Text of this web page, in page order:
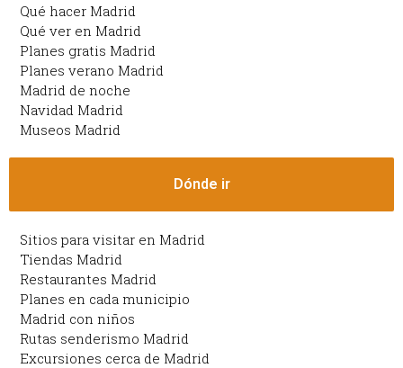
Qué hacer Madrid
Qué ver en Madrid
Planes gratis Madrid
Planes verano Madrid
Madrid de noche
Navidad Madrid
Museos Madrid
Dónde ir
Sitios para visitar en Madrid
Tiendas Madrid
Restaurantes Madrid
Planes en cada municipio
Madrid con niños
Rutas senderismo Madrid
Excursiones cerca de Madrid